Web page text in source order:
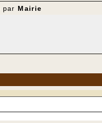
par Mairie